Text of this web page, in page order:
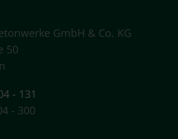
GmbH & Co. KG
50
- 131
- 300